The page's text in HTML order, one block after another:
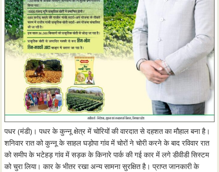
पधर (मंडी)। पधर के कुन्नू क्षेत्र में चोरियों की वारदात से दहशत का मौहाल बना है।
शनिवार रात को कुन्नू के साहल घड़ोपा गांव में चोरों ने चोरी करने के बाद रविवार रात
को समीप के भटेहड़ गांव में सड़क के किनारे पार्क की गई कार में लगे डीवीडी सिस्टम
को चुरा लिया। कार के भीतर रखा अन्य सामना सुरक्षित है। प्राप्त जानकारी के